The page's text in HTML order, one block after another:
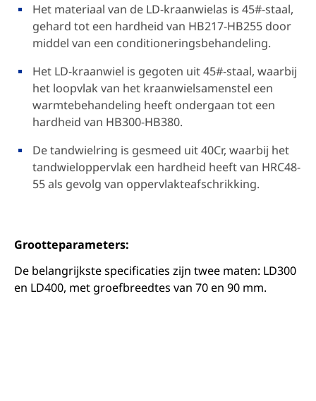
Het materiaal van de LD-kraanwielas is 45#-staal,
gehard tot een hardheid van HB217-HB255 door
middel van een conditioneringsbehandeling.
Het LD-kraanwiel is gegoten uit 45#-staal, waarbij
het loopvlak van het kraanwielsamenstel een
warmtebehandeling heeft ondergaan tot een
hardheid van HB300-HB380.
De tandwielring is gesmeed uit 40Cr, waarbij het
tandwieloppervlak een hardheid heeft van HRC48-
55 als gevolg van oppervlakteafschrikking.
Grootteparameters:
De belangrijkste specificaties zijn twee maten: LD300
en LD400, met groefbreedtes van 70 en 90 mm.